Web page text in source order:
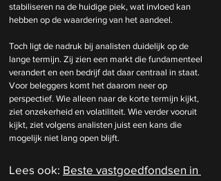
stabiliseren na de huidige piek, wat invloed kan
hebben op de waardering van het aandeel.
Toch ligt de nadruk bij analisten duidelijk op de
lange termijn. Zij zien een markt die fundamenteel
verandert en een bedrijf dat daar centraal in staat.
Voor beleggers komt het daarom neer op
perspectief. Wie alleen naar de korte termijn kijkt,
ziet onzekerheid en volatiliteit. Wie verder vooruit
kijkt, ziet volgens analisten juist een kans die
mogelijk niet lang open blijft.
Lees ook: Beste vastgoedfondsen in